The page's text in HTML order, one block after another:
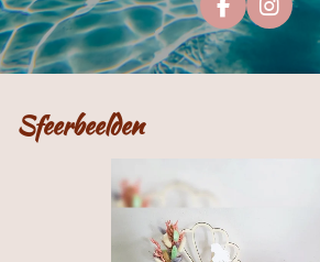
F
a
c
e
I
n
t
Sfeerbeelden